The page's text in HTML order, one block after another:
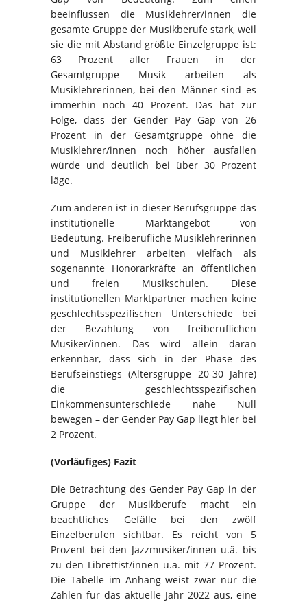
beeinflussen die Musiklehrer/innen die
gesamte Gruppe der Musikberufe stark, weil
sie die mit Abstand größte Einzelgruppe ist:
63 Prozent aller Frauen in der
Gesamtgruppe Musik arbeiten als
Musiklehrerinnen, bei den Männer sind es
immerhin noch 40 Prozent. Das hat zur
Folge, dass der Gender Pay Gap von 26
Prozent in der Gesamtgruppe ohne die
Musiklehrer/innen noch höher ausfallen
würde und deutlich bei über 30 Prozent
läge.
Zum anderen ist in dieser Berufsgruppe das
institutionelle Marktangebot von
Bedeutung. Freiberufliche Musiklehrerinnen
und Musiklehrer arbeiten vielfach als
sogenannte Honorarkräfte an öffentlichen
und freien Musikschulen. Diese
institutionellen Marktpartner machen keine
geschlechtsspezifischen Unterschiede bei
der Bezahlung von freiberuflichen
Musiker/innen. Das wird allein daran
erkennbar, dass sich in der Phase des
Berufseinstiegs (Altersgruppe 20-30 Jahre)
die geschlechtsspezifischen
Einkommensunterschiede nahe Null
bewegen – der Gender Pay Gap liegt hier bei
2 Prozent.
(Vorläufiges) Fazit
Die Betrachtung des Gender Pay Gap in der
Gruppe der Musikberufe macht ein
beachtliches Gefälle bei den zwölf
Einzelberufen sichtbar. Es reicht von 5
Prozent bei den Jazzmusiker/innen u.ä. bis
zu den Librettist/innen u.ä. mit 77 Prozent.
Die Tabelle im Anhang weist zwar nur die
Zahlen für das aktuelle Jahr 2022 aus, eine